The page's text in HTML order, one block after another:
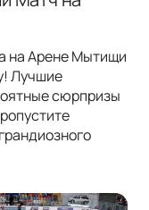
на Арене Мытищи
Лучшие
сюрпризы